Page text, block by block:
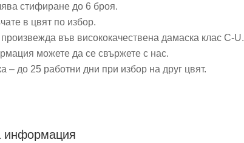
стифиране до 6 броя.
в цвят по избор.
произвежда във висококачествена дамаска клас C-U.
можете да се свържете с нас.
– до 25 работни дни при избор на друг цвят.
информация